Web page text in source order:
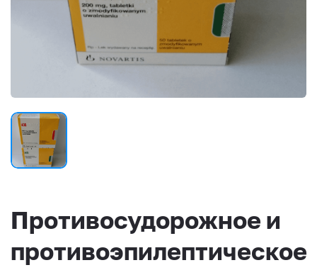
Противосудорожное и
противоэпилептическое